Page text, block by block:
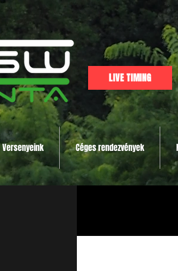
LIVE TIMING
Versenyeink Céges rendezvények